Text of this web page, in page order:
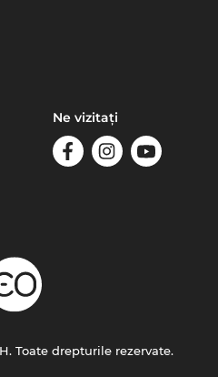
Ne vizitați
Toate drepturile rezervate.